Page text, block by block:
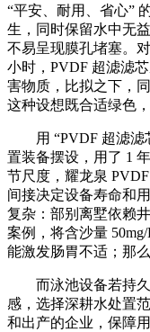
“平安、耐用、省心”
生，同时保留水中无
不易呈现膜孔堵塞。
小时，PVDF 超滤滤
害物质，比拟之下，
这种设想既合适绿色
用 “PVDF 超滤滤
置装备摆设，用了 1
节尺度，耀龙泉
间接决定设备寿命和
复杂：部别离墅依赖
案例，将含沙量
能激发肠胃不适；那么
而泳池设备若持久
感，选择深耕水处置
和出产的企业，保障